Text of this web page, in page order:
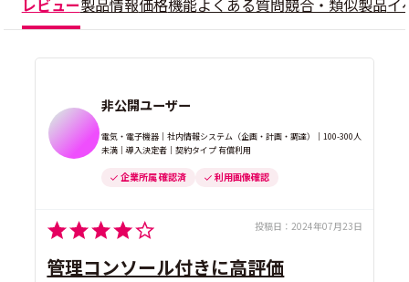
レビュー製品情報価格機能よくある質問競合・類似製品イ
非公開ユーザー
電気・電子機器｜社内情報システム（企画・計画・調達）｜100-300人
未満｜導入決定者｜契約タイプ 有償利用
企業所属 確認済 利用画像確認
投稿日： 2024年07月23日
管理コンソール付きに高評価